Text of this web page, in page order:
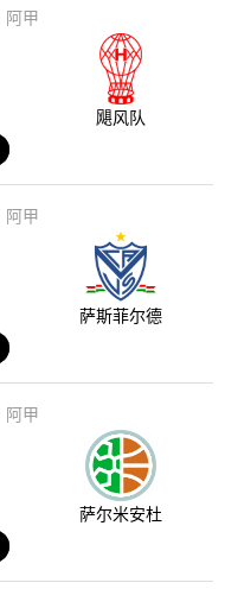
阿甲
飓风队
阿甲
萨斯菲尔德
阿甲
萨尔米安杜